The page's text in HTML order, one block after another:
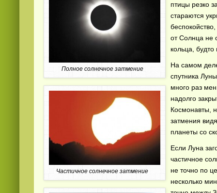
Полное солнечное затмение
Частичное солнечное затмение
птицы резко
стараются
от Солнца не
кольца,
На самом
спутника
много раз
надолго
Космонавты,
затмения
планеты со
Если Луна
частичное
не точно по
несколько
русскиевидео онлайн